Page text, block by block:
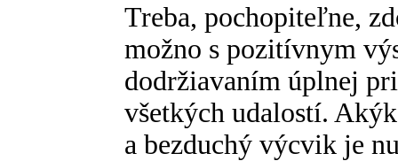
Treba, pochopiteľne,
možno s pozitívnym
dodržiavaním úplnej
všetkých udalostí.
a bezduchý výcvik je